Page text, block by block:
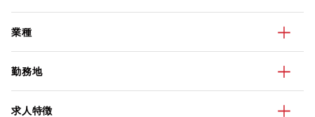
業種
勤務地
求人特徴